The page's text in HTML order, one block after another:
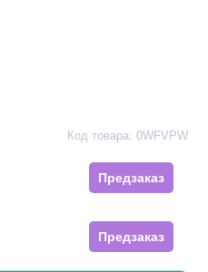
Код товара: 0WFVPW
Предзаказ
Предзаказ